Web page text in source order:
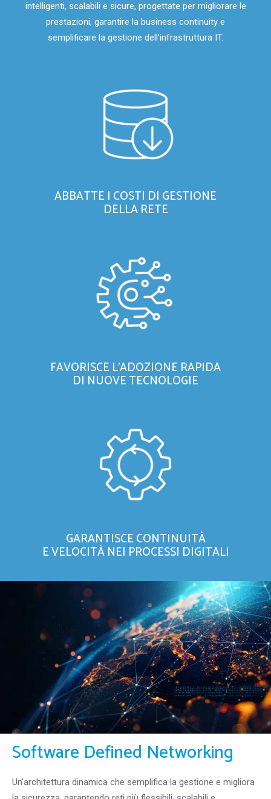
intelligenti, scalabili e sicure, progettate per migliorare le
prestazioni, garantire la business continuity e
semplificare la gestione dell’infrastruttura IT.
ABBATTE I COSTI DI GESTIONE
DELLA RETE
FAVORISCE L’ADOZIONE RAPIDA
DI NUOVE TECNOLOGIE
GARANTISCE CONTINUITÀ
E VELOCITÀ NEI PROCESSI DIGITALI
Software Defined Networking
Un’architettura dinamica che semplifica la gestione e migliora